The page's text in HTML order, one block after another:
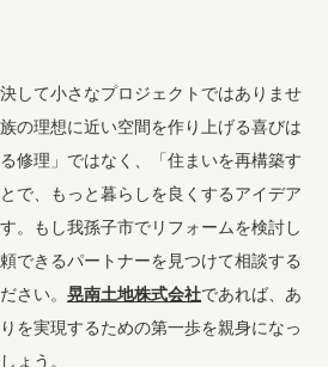
して小さなプロジェクトではありませ
の理想に近い空間を作り上げる喜びは
修理」ではなく、「住まいを再構築す
で、もっと暮らしを良くするアイデア
。もし我孫子市でリフォームを検討し
できるパートナーを見つけて相談する
さい。 晃南土地株式会社であれば、あ
を実現するための第一歩を親身になっ
ょう。